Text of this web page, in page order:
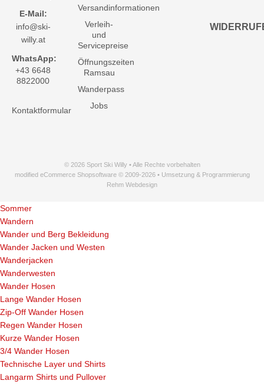
E-Mail:
info@ski-
willy.at
WhatsApp:
+43 6648
8822000
Kontaktformular
Versandinformationen
Verleih-
und
Servicepreise
Öffnungszeiten
Ramsau
Wanderpass
Jobs
© 2026 Sport Ski Willy • Alle Rechte vorbehalten
modified eCommerce Shopsoftware © 2009-2026 • Umsetzung & Programmierung
Rehm Webdesign
Sommer
Wandern
Wander und Berg Bekleidung
Wander Jacken und Westen
Wanderjacken
Wanderwesten
Wander Hosen
Lange Wander Hosen
Zip-Off Wander Hosen
Regen Wander Hosen
Kurze Wander Hosen
3/4 Wander Hosen
Technische Layer und Shirts
Langarm Shirts und Pullover